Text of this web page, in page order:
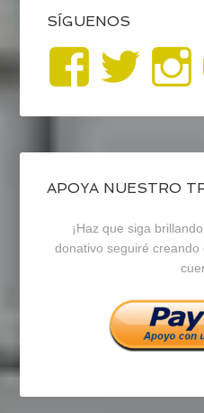
SÍGUENOS
Ver
perfil
de
en
Ver
de
en
APOYA NUESTRO
¡Haz que siga
donativo seguiré creando